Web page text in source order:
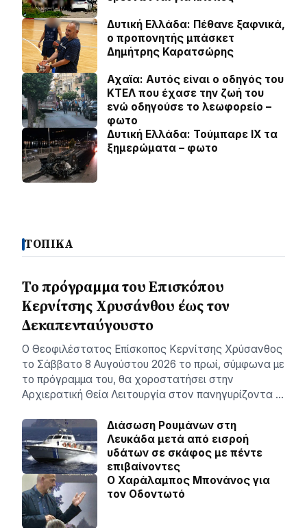
Δυτική Ελλάδα: Πέθανε ξαφνικά,
ο προπονητής μπάσκετ
Δημήτρης Καρατσώρης
Αχαϊα: Αυτός είναι ο οδηγός του
ΚΤΕΛ που έχασε την ζωή του
ενώ οδηγούσε το λεωφορείο –
φωτο
Δυτική Ελλάδα: Τούμπαρε ΙΧ τα
ξημερώματα – φωτο
ΤΟΠΙΚΑ
Το πρόγραμμα του Επισκόπου
Κερνίτσης Χρυσάνθου έως τον
Δεκαπενταύγουστο
Ο Θεοφιλέστατος Επίσκοπος Κερνίτσης Χρύσανθος
το Σάββατο 8 Αυγούστου 2026 το πρωί, σύμφωνα με
το πρόγραμμα του, θα χοροστατήσει στην
Αρχιερατική Θεία Λειτουργία στον πανηγυρίζοντα …
Διάσωση Ρουμάνων στη
Λευκάδα μετά από εισροή
υδάτων σε σκάφος με πέντε
επιβαίνοντες
Ο Χαράλαμπος Μπονάνος για
τον Οδοντωτό